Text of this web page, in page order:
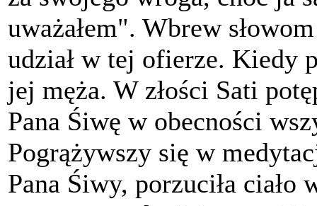
uważałem". Wbrew
udział w tej ofierze. Kiedy
jej męża. W złości Sati
Pana Śiwę w obecności
Pogrążywszy się w
Pana Śiwy, porzuciła